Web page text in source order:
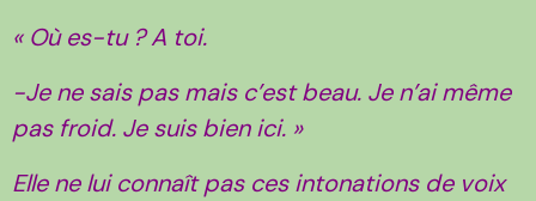
« Où es-tu ? A toi.
-Je ne sais pas mais c’est beau. Je n’ai même
pas froid. Je suis bien ici. »
Elle ne lui connaît pas ces intonations de voix